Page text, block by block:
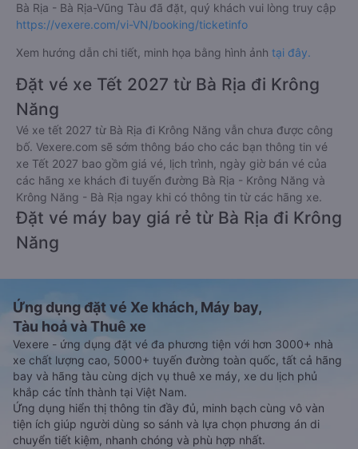
Bà Rịa - Bà Rịa-Vũng Tàu đã đặt, quý khách vui lòng truy cập
https://vexere.com/vi-VN/booking/ticketinfo
Xem hướng dẫn chi tiết, minh họa bằng hình ảnh tại đây.
Đặt vé xe Tết 2027 từ Bà Rịa đi Krông
Năng
Vé xe tết 2027 từ Bà Rịa đi Krông Năng vẫn chưa được công
bố. Vexere.com sẽ sớm thông báo cho các bạn thông tin vé
xe Tết 2027 bao gồm giá vé, lịch trình, ngày giờ bán vé của
các hãng xe khách đi tuyến đường Bà Rịa - Krông Năng và
Krông Năng - Bà Rịa ngay khi có thông tin từ các hãng xe.
Đặt vé máy bay giá rẻ từ Bà Rịa đi Krông
Năng
Ứng dụng đặt vé Xe khách, Máy bay,
Tàu hoả và Thuê xe
Vexere - ứng dụng đặt vé đa phương tiện với hơn 3000+ nhà
xe chất lượng cao, 5000+ tuyến đường toàn quốc, tất cả hãng
bay và hãng tàu cùng dịch vụ thuê xe máy, xe du lịch phủ
khắp các tỉnh thành tại Việt Nam.
Ứng dụng hiển thị thông tin đầy đủ, minh bạch cùng vô vàn
tiện ích giúp người dùng so sánh và lựa chọn phương án di
chuyển tiết kiệm, nhanh chóng và phù hợp nhất.